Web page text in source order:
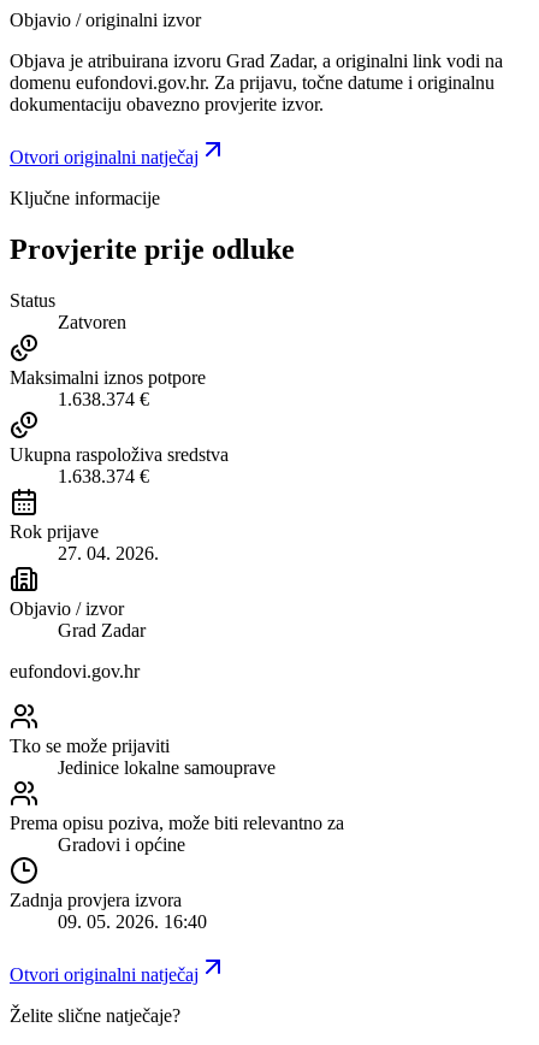
Objavio / originalni izvor
Objava je atribuirana izvoru Grad Zadar, a originalni link vodi na
domenu eufondovi.gov.hr. Za prijavu, točne datume i originalnu
dokumentaciju obavezno provjerite izvor.
Otvori originalni natječaj
Ključne informacije
Provjerite prije odluke
Status
Zatvoren
Maksimalni iznos potpore
1.638.374 €
Ukupna raspoloživa sredstva
1.638.374 €
Rok prijave
27. 04. 2026.
Objavio / izvor
Grad Zadar
eufondovi.gov.hr
Tko se može prijaviti
Jedinice lokalne samouprave
Prema opisu poziva, može biti relevantno za
Gradovi i općine
Zadnja provjera izvora
09. 05. 2026. 16:40
Otvori originalni natječaj
Želite slične natječaje?